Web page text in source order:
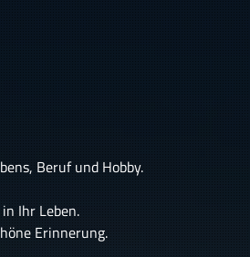
Beruf und Hobby.
Ihr Leben.
Erinnerung.